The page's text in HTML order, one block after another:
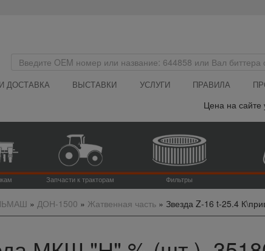
ДОСТАВКА ВЫСТАВКИ УСЛУГИ ПРАВИЛА
Цена на сайте
Запчасти к тракторам Фильтры
» ДОН-1500 » Жатвенная часть» Звезда Z-16 t-25.4